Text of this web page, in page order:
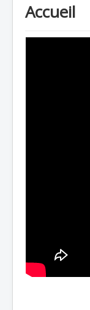
Accueil